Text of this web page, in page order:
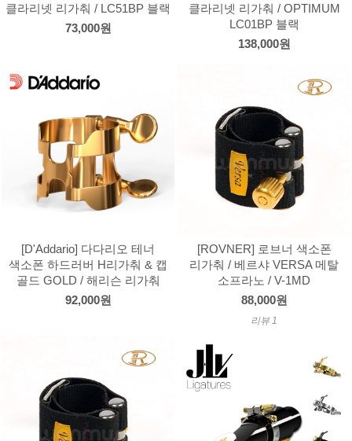
클라리넷 리가춰 / LC51BP 블랙
73,000원
클라리넷 리가춰 / OPTIMUM
LC01BP 블랙
138,000원
[D'Addario] 다다리오 테너
색소폰 하드러버 H리가춰 & 캡
골드 GOLD / 해리슨 리가춰
92,000원
[ROVNER] 로브너 색소폰
리가춰 / 베르샤 VERSA 메탈
소프라노 / V-1MD
88,000원
리뷰 1